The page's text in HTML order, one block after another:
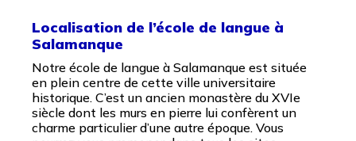
Localisation de l’école de langue à
Salamanque
Notre école de langue à Salamanque est située
en plein centre de cette ville universitaire
historique. C’est un ancien monastère du XVIe
siècle dont les murs en pierre lui confèrent un
charme particulier d’une autre époque. Vous